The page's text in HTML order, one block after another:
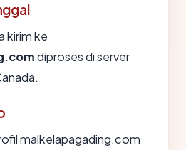
kirim ke
diproses di server
malkelapagading.com